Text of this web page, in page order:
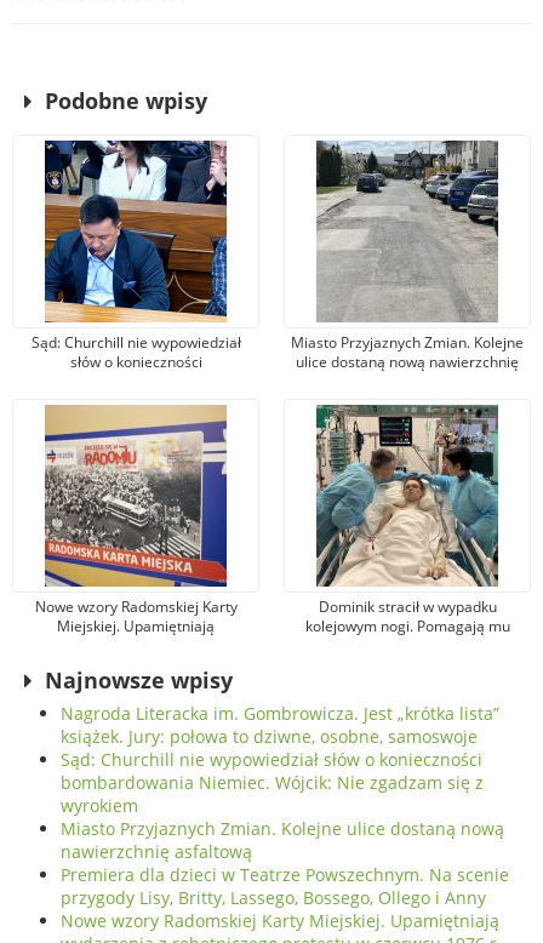
Podobne wpisy
Sąd: Churchill nie wypowiedział
słów o konieczności
Nie zgadzam się z wyrokiem
Miasto Przyjaznych Zmian. Kolejne
ulice dostaną nową nawierzchnię
Nowe wzory Radomskiej Karty
Miejskiej. Upamiętniają
Dominik stracił w wypadku
kolejowym nogi. Pomagają mu
Najnowsze wpisy
Nagroda Literacka im. Gombrowicza. Jest „krótka lista”
książek. Jury: połowa to dziwne, osobne, samoswoje
Sąd: Churchill nie wypowiedział słów o konieczności
bombardowania Niemiec. Wójcik: Nie zgadzam się z
wyrokiem
Miasto Przyjaznych Zmian. Kolejne ulice dostaną nową
nawierzchnię asfaltową
Premiera dla dzieci w Teatrze Powszechnym. Na scenie
przygody Lisy, Britty, Lassego, Bossego, Ollego i Anny
Nowe wzory Radomskiej Karty Miejskiej. Upamiętniają